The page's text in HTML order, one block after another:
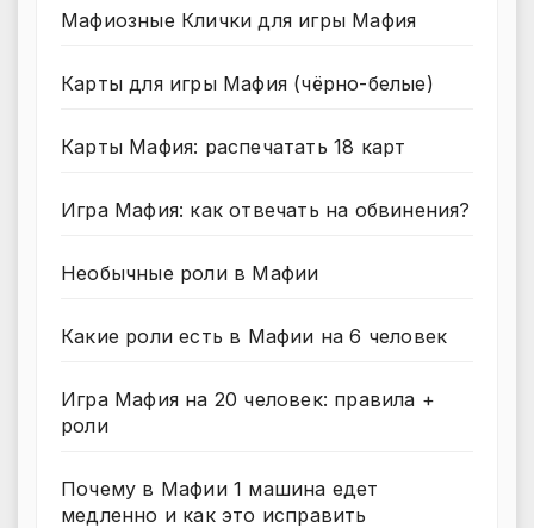
Мафиозные Клички для игры Мафия
Карты для игры Мафия (чёрно-белые)
Карты Мафия: распечатать 18 карт
Игра Мафия: как отвечать на обвинения?
Необычные роли в Мафии
Какие роли есть в Мафии на 6 человек
Игра Мафия на 20 человек: правила +
роли
Почему в Мафии 1 машина едет
медленно и как это исправить